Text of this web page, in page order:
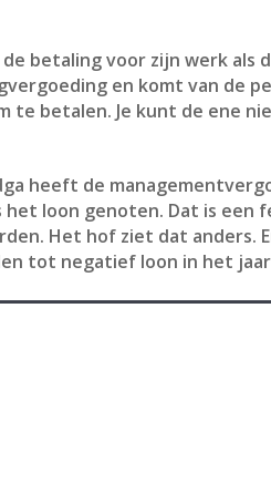
betaling voor zijn werk als
en komt van de
te betalen. Je kunt de ene
heeft de
loon genoten. Dat is
Het hof ziet dat anders.
tot negatief loon in het